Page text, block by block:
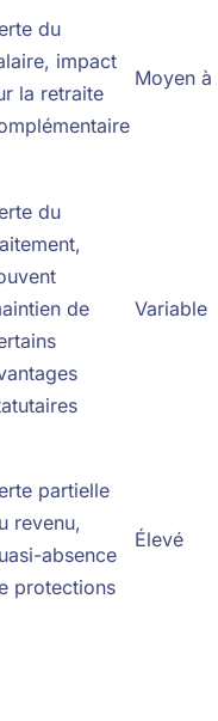
du
impact
la retraite
Moyen à
du
de
Variable
partielle
revenu,
absence
protections
Élevé